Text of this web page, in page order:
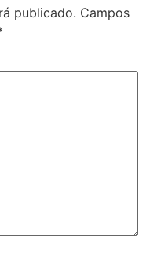
publicado. Campos